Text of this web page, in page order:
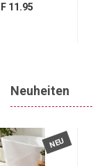
11.95
Neuheiten
NEU